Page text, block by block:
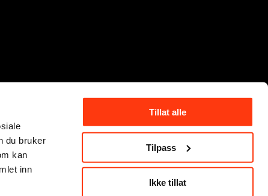
du bruker
kan
inn
Tillat alle
Tilpass
Ikke tillat